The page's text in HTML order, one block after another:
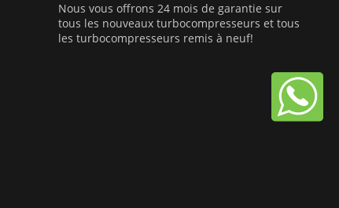
Nous vous offrons 24 mois de garantie sur
tous les nouveaux turbocompresseurs et tous
les turbocompresseurs remis à neuf!